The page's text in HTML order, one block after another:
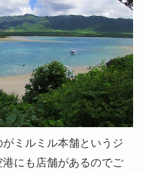
ミルミル本舗というジ
にも店舗があるのでご